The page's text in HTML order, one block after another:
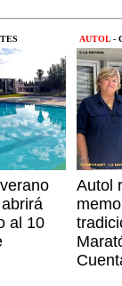
al 10
AUTOL-
Autol